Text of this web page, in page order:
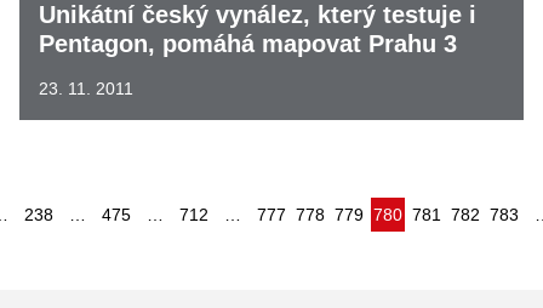
Unikátní český vynález, který testuje i
Pentagon, pomáhá mapovat Prahu 3
23. 11. 2011
238 475 712 777 778 779 780
(aktuální)781 782 783